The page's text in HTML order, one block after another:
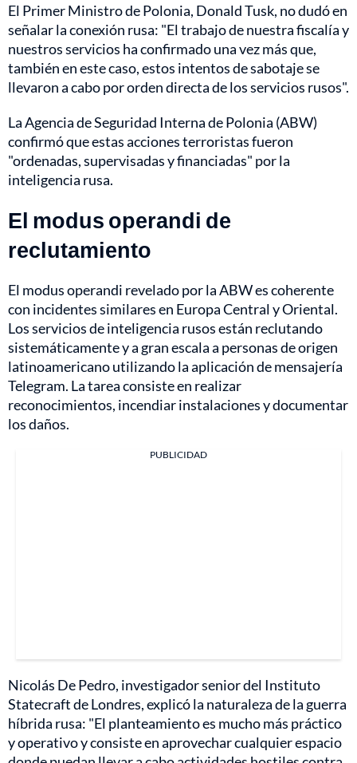
El Primer Ministro de Polonia, Donald Tusk, no dudó en
señalar la conexión rusa: "El trabajo de nuestra fiscalía y
nuestros servicios ha confirmado una vez más que,
también en este caso, estos intentos de sabotaje se
llevaron a cabo por orden directa de los servicios rusos".
La Agencia de Seguridad Interna de Polonia (ABW)
confirmó que estas acciones terroristas fueron
"ordenadas, supervisadas y financiadas" por la
inteligencia rusa.
El modus operandi de
reclutamiento
El modus operandi revelado por la ABW es coherente
con incidentes similares en Europa Central y Oriental.
Los servicios de inteligencia rusos están reclutando
sistemáticamente y a gran escala a personas de origen
latinoamericano utilizando la aplicación de mensajería
Telegram. La tarea consiste en realizar
reconocimientos, incendiar instalaciones y documentar
los daños.
PUBLICIDAD
Nicolás De Pedro, investigador senior del Instituto
Statecraft de Londres, explicó la naturaleza de la guerra
híbrida rusa: "El planteamiento es mucho más práctico
y operativo y consiste en aprovechar cualquier espacio